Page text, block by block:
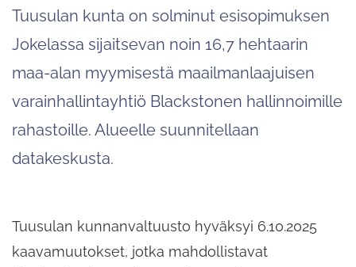
Tuusulan kunta on solminut esisopimuksen
Jokelassa sijaitsevan noin 16,7 hehtaarin
maa-alan myymisestä maailmanlaajuisen
varainhallintayhtiö Blackstonen hallinnoimille
rahastoille. Alueelle suunnitellaan
datakeskusta.
Tuusulan kunnanvaltuusto hyväksyi 6.10.2025
kaavamuutokset, jotka mahdollistavat